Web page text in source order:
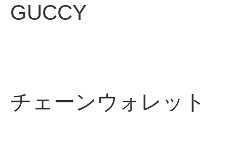
GUCCY
チェーンウォレット